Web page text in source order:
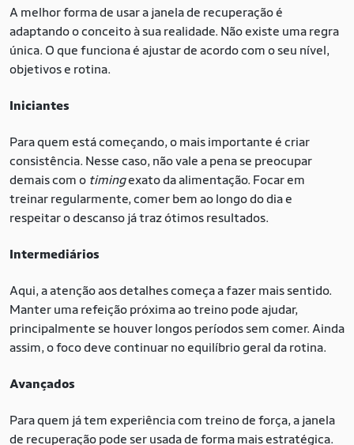
A melhor forma de usar a janela de recuperação é
adaptando o conceito à sua realidade. Não existe uma regra
única. O que funciona é ajustar de acordo com o seu nível,
objetivos e rotina.
Iniciantes
Para quem está começando, o mais importante é criar
consistência. Nesse caso, não vale a pena se preocupar
demais com o timingexato da alimentação. Focar em
treinar regularmente, comer bem ao longo do dia e
respeitar o descanso já traz ótimos resultados.
Intermediários
Aqui, a atenção aos detalhes começa a fazer mais sentido.
Manter uma refeição próxima ao treino pode ajudar,
principalmente se houver longos períodos sem comer. Ainda
assim, o foco deve continuar no equilíbrio geral da rotina.
Avançados
Para quem já tem experiência com treino de força, a janela
de recuperação pode ser usada de forma mais estratégica.